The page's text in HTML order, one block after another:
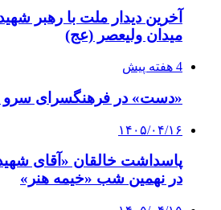
آخرین دیدار ملت با رهبر
میدان ولیعصر (عج)
4 هفته پیش
«دست» در فرهنگسرای سرو
۱۴۰۵/۰۴/۱۶
پاسداشت خالقان «آقای
در نهمین شب «خیمه هنر»